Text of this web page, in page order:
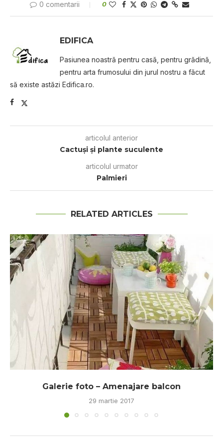
0 comentarii 0
EDIFICA
Pasiunea noastră pentru casă, pentru grădină,
pentru arta frumosului din jurul nostru a făcut
să existe astăzi Edifica.ro.
articolul anterior
Cactuşi şi plante suculente
articolul urmator
Palmieri
RELATED ARTICLES
Galerie foto – Amenajare balcon
29 martie 2017